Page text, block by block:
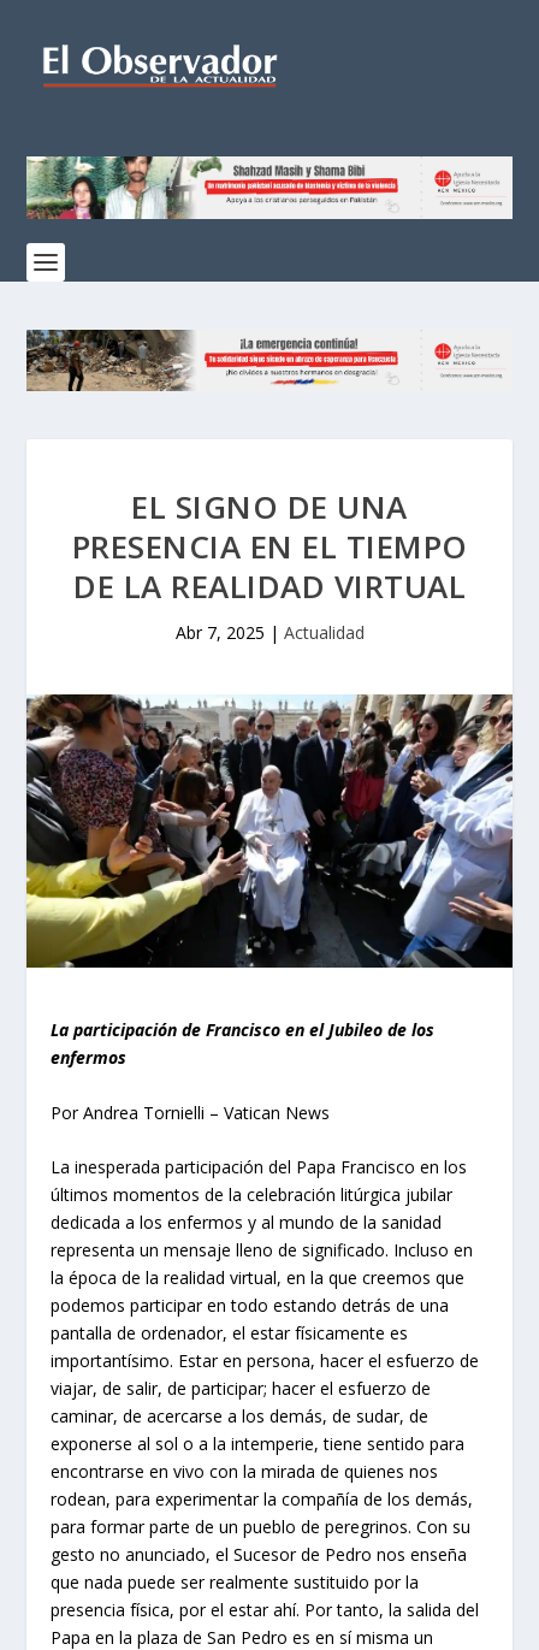
EL SIGNO DE UNA
PRESENCIA EN EL TIEMPO
DE LA REALIDAD VIRTUAL
Abr 7, 2025 | Actualidad
La participación de Francisco en el Jubileo de los
enfermos
Por Andrea Tornielli – Vatican News
La inesperada participación del Papa Francisco en los
últimos momentos de la celebración litúrgica jubilar
dedicada a los enfermos y al mundo de la sanidad
representa un mensaje lleno de significado. Incluso en
la época de la realidad virtual, en la que creemos que
podemos participar en todo estando detrás de una
pantalla de ordenador, el estar físicamente es
importantísimo. Estar en persona, hacer el esfuerzo de
viajar, de salir, de participar; hacer el esfuerzo de
caminar, de acercarse a los demás, de sudar, de
exponerse al sol o a la intemperie, tiene sentido para
encontrarse en vivo con la mirada de quienes nos
rodean, para experimentar la compañía de los demás,
para formar parte de un pueblo de peregrinos. Con su
gesto no anunciado, el Sucesor de Pedro nos enseña
que nada puede ser realmente sustituido por la
presencia física, por el estar ahí. Por tanto, la salida del
Papa en la plaza de San Pedro es en sí misma un